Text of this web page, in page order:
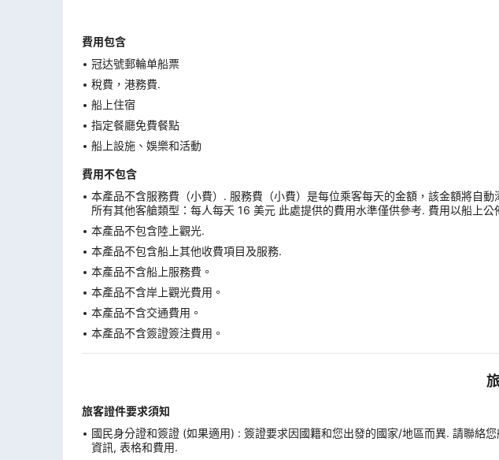
費用包含
冠达號郵輪单船票
稅費，港務費.
船上住宿
指定餐廳免費餐點
船上設施、娛樂和活動
費用不包含
本產品不含服務費（小費）. 服務費（小費）是每位乘客每天的金額，該金額將自
所有其他客艙類型：每人每天 16 美元 此處提供的費用水準僅供參考. 費用以船上公
本產品不包含陸上觀光.
本產品不包含船上其他收費項目及服務.
本產品不含船上服務費。
本產品不含岸上觀光費用。
本產品不含交通費用。
本產品不含簽證簽注費用。
旅客證件要求須知
國民身分證和簽證 (如果適用) : 簽證要求因國籍和您出發的國家/地區而異. 請聯絡
資訊, 表格和費用.